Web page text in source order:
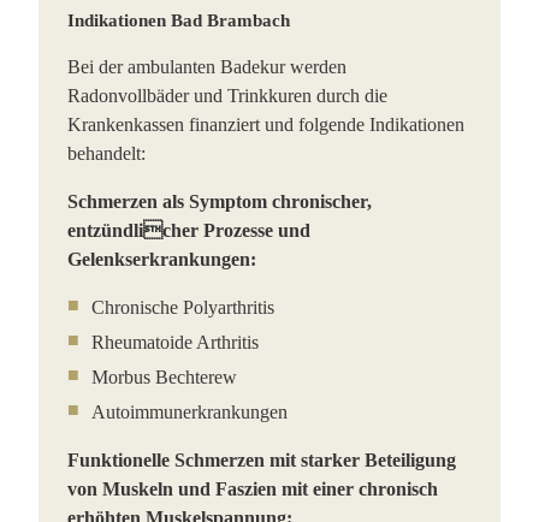
Indikationen Bad Brambach
Bei der ambulanten Badekur werden
Radonvollbäder und Trinkkuren durch die
Krankenkassen finanziert und folgende Indikationen
behandelt:
Schmerzen als Symptom chronischer,
entzündlicher Prozesse und
Gelenkserkrankungen:
Chronische Polyarthritis
Rheumatoide Arthritis
Morbus Bechterew
Autoimmunerkrankungen
Funktionelle Schmerzen mit starker Beteiligung
von Muskeln und Faszien mit einer chronisch
erhöhten Muskelspannung: